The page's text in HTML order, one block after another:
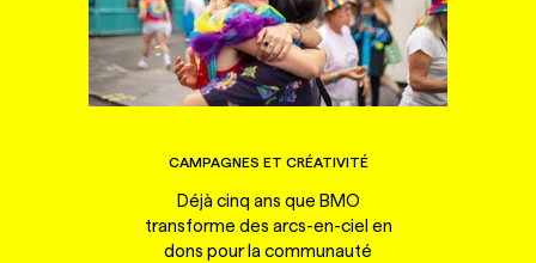
CAMPAGNES ET CRÉATIVITÉ
Déjà cinq ans que BMO
transforme des arcs-en-ciel en
dons pour la communauté